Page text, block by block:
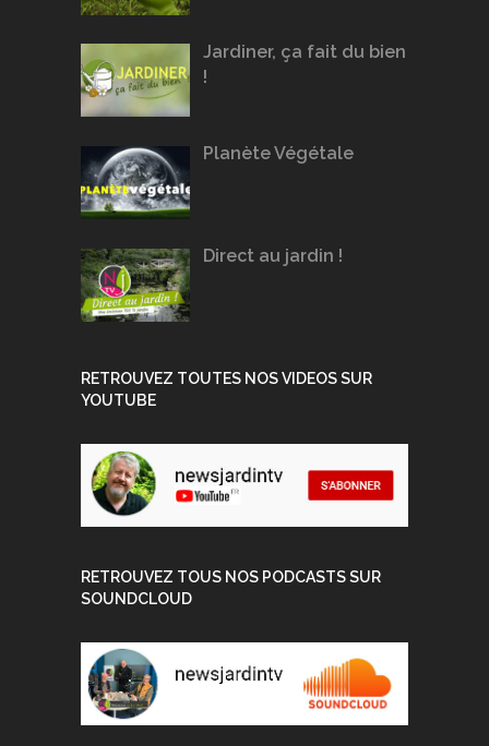
Jardiner, ça fait du bien
!
Planète Végétale
Direct au jardin !
RETROUVEZ TOUTES NOS VIDEOS SUR
YOUTUBE
RETROUVEZ TOUS NOS PODCASTS SUR
SOUNDCLOUD